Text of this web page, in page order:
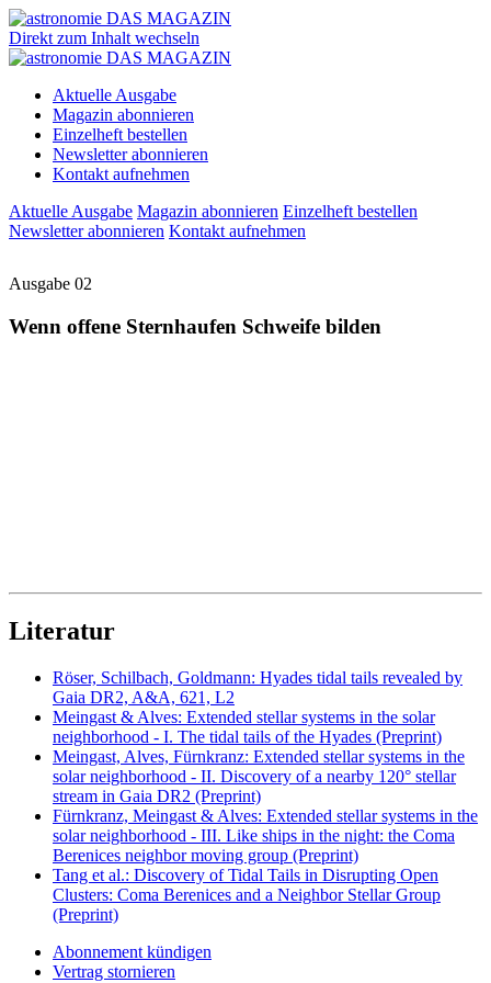
Direkt zum Inhalt wechseln
Aktuelle Ausgabe
Magazin abonnieren
Einzelheft bestellen
Newsletter abonnieren
Kontakt aufnehmen
Aktuelle Ausgabe Magazin abonnieren Einzelheft bestellen
Newsletter abonnieren Kontakt aufnehmen
Ausgabe 02
Wenn offene Sternhaufen Schweife bilden
Literatur
Röser, Schilbach, Goldmann: Hyades tidal tails revealed by
Gaia DR2, A&A, 621, L2
Meingast & Alves: Extended stellar systems in the solar
neighborhood - I. The tidal tails of the Hyades (Preprint)
Meingast, Alves, Fürnkranz: Extended stellar systems in the
solar neighborhood - II. Discovery of a nearby 120° stellar
stream in Gaia DR2 (Preprint)
Fürnkranz, Meingast & Alves: Extended stellar systems in the
solar neighborhood - III. Like ships in the night: the Coma
Berenices neighbor moving group (Preprint)
Tang et al.: Discovery of Tidal Tails in Disrupting Open
Clusters: Coma Berenices and a Neighbor Stellar Group
(Preprint)
Abonnement kündigen
Vertrag stornieren